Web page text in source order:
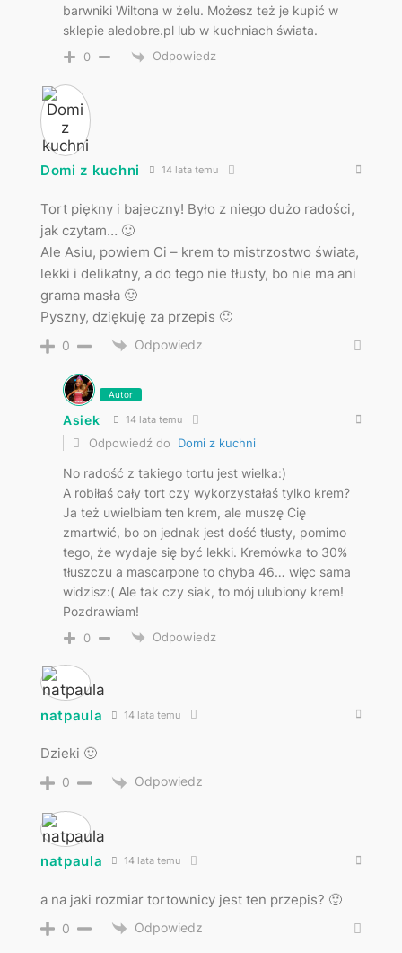
barwniki Wiltona w żelu. Możesz też je kupić w
sklepie aledobre.pl lub w kuchniach świata.
0 Odpowiedz
Domi z kuchni 14 lata temu
Tort piękny i bajeczny! Było z niego dużo radości,
jak czytam… 🙂
Ale Asiu, powiem Ci – krem to mistrzostwo świata,
lekki i delikatny, a do tego nie tłusty, bo nie ma ani
grama masła 🙂
Pyszny, dziękuję za przepis 🙂
0 Odpowiedz
Autor
Asiek 14 lata temu
Odpowiedź do Domi z kuchni
No radość z takiego tortu jest wielka:)
A robiłaś cały tort czy wykorzystałaś tylko krem?
Ja też uwielbiam ten krem, ale muszę Cię
zmartwić, bo on jednak jest dość tłusty, pomimo
tego, że wydaje się być lekki. Kremówka to 30%
tłuszczu a mascarpone to chyba 46… więc sama
widzisz:( Ale tak czy siak, to mój ulubiony krem!
Pozdrawiam!
0 Odpowiedz
natpaula 14 lata temu
Dzieki 🙂
0 Odpowiedz
natpaula 14 lata temu
a na jaki rozmiar tortownicy jest ten przepis? 🙂
0 Odpowiedz